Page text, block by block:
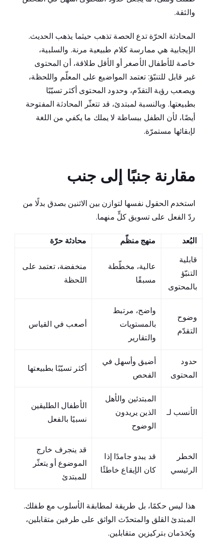
والثقة.
المحادثة الحرّة تدع الحصة تذهب حيثما يذهب الحديث.
الإيجابية هي ممارسة كلام طبيعية مرنة. والسلبية،
خاصة للأطفال الأصغر أو الأقل طلاقة، أن المحتوى
غير قابل للتنبّؤ: تعتمد المواضيع على المعلّم واللحظة،
ويصعب رؤية التقدّم، وحدود المحتوى أكثر تسيّبًا
بطبيعتها. وبالنسبة لمبتدئ، قد تتعثّر المحادثة المفتوحة
أيضًا، لأن الطفل ببساطة لا يملك ما يكفي من اللغة
لإبقائها مستمرّة.
مقارنة جنبًا إلى جنب
استخدم الحقول نفسها لتوازن بين الاثنين بصدق بدلًا من
ردّ الفعل على تسويق كلٍّ منهما.
البُعد منهج منظّم
محادثة حرّة
قابلية
التنبّؤ
بالمحتوى
عالية، مخطّطة
مسبقًا
منخفضة، تعتمد على
اللحظة
وضوح
التقدّم
واضح، مرتبط
بالمستويات
والتقارير
أصعب في القياس
حدود
المحتوى
أضيق وأسهل في
الفحص
أكثر تسيّبًا بطبيعتها
الأنسب لـ
المبتدئين والأهل
الذين يريدون
الوضوح
الأطفال الطليقين
نسبيًا بالفعل
الخطر
الرئيسي
قد يبدو جامدًا إذا
كان الإيقاع خاطئًا
قد ينجرف خارج
الموضوع أو يتعثّر
للمبتدئ
هذا ليس حكمًا، بل طريقة لمطابقة الأسلوب مع طفلك.
المبتدئ القلق والمتحدّث الواثق على طرفين متقابلين،
ويُخدَمان بتركيزين متقابلين.